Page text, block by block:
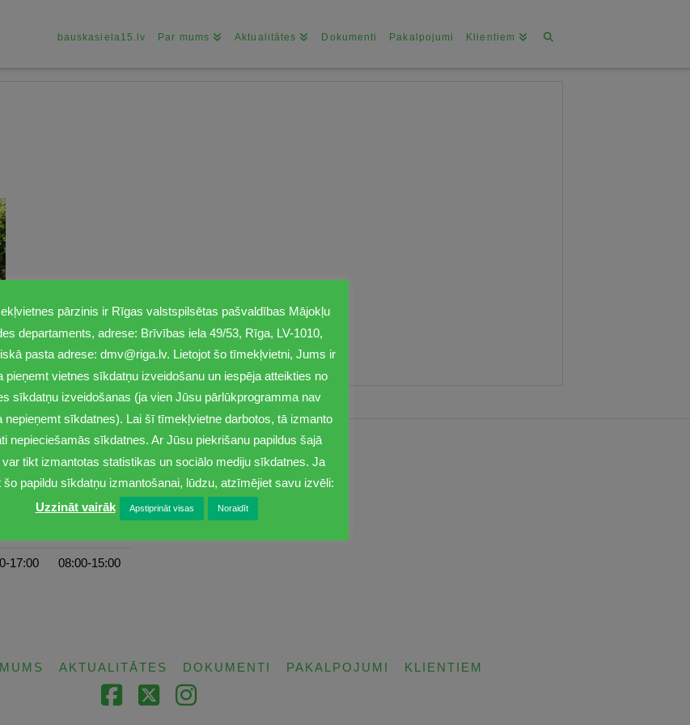
bauskasiela15.lv Par mums Aktualitātes Dokumenti Pakalpojumi Klientiem
17:00 08:00-15:00
AKTUALITĀTES DOKUMENTI PAKALPOJUMI KLIENTIEM
Facebook
X Instagram
pārzinis ir Rīgas valstspilsētas pašvaldības Mājokļu
departaments, adrese: Brīvības iela 49/53, Rīga, LV-1010,
pasta adrese: dmv@riga.lv. Lietojot šo tīmekļvietni, Jums ir
pieņemt vietnes sīkdatņu izveidošanu un iespēja atteikties no
sīkdatņu izveidošanas (ja vien Jūsu pārlūkprogramma nav
nepieņemt sīkdatnes). Lai šī tīmekļvietne darbotos, tā izmanto
nepieciešamās sīkdatnes. Ar Jūsu piekrišanu papildus šajā
var tikt izmantotas statistikas un sociālo mediju sīkdatnes. Ja
šo papildu sīkdatņu izmantošanai, lūdzu, atzīmējiet savu izvēli:
Uzzināt vairāk
Apstiprināt visas Noraidīt